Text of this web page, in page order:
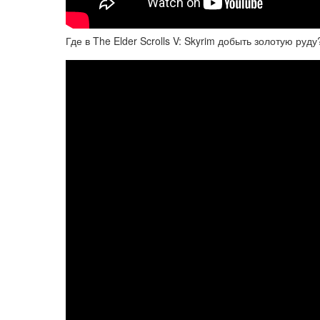
Где в The Elder Scrolls V: Skyrim добыть золотую